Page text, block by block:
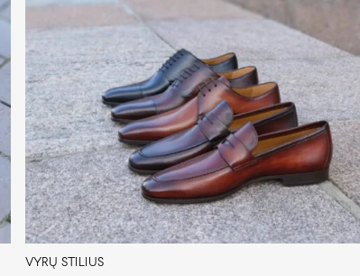
VYRŲ STILIUS